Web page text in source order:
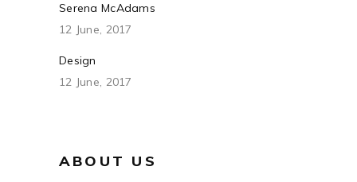
Serena McAdams
12 June, 2017
Design
12 June, 2017
ABOUT US